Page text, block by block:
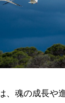
、魂の成長や